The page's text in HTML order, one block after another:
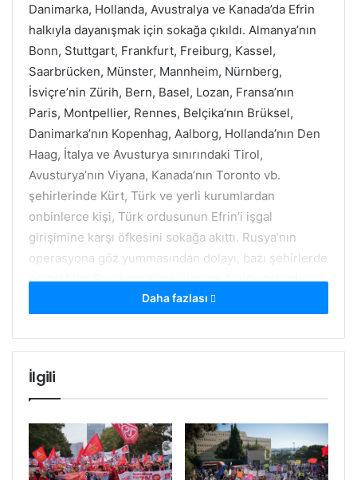
Danimarka, Hollanda, Avustralya ve Kanada’da Efrin
halkıyla dayanışmak için sokağa çıkıldı. Almanya’nın
Bonn, Stuttgart, Frankfurt, Freiburg, Kassel,
Saarbrücken, Münster, Mannheim, Nürnberg,
İsviçre’nin Zürih, Bern, Basel, Lozan, Fransa’nın
Paris, Montpellier, Rennes, Belçika’nın Brüksel,
Danimarka’nın Kopenhag, Aalborg, Hollanda’nın Den
Haag, İtalya ve Avusturya sınırındaki Tirol,
Avusturya’nın Viyana, Kanada’nın Toronto vb.
şehirlerinde Kürt, Türk ve yerli kurumlardan
onbinlerce kişi, Türk ordusunun Efrin’i işgal
girişimine karşı öfkesini sokağa akıttı. Rusya’nın
operasyona göz yummasından dolayı, bazı şehirlerde
protestolar Rus konsolosluklarının önüne taşındı.
Daha fazlası
İlgili